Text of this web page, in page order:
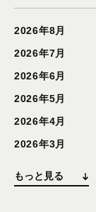
2026年8月
2026年7月
2026年6月
2026年5月
2026年4月
2026年3月
もっと見る